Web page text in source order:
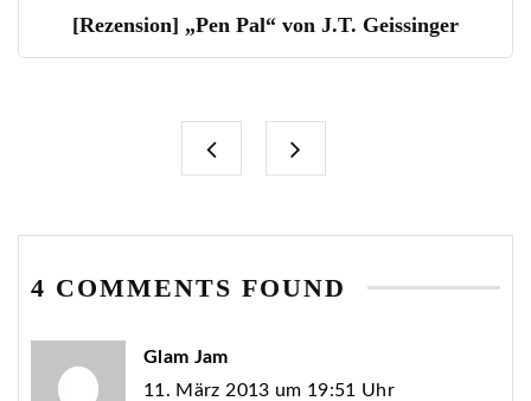
[Rezension] „Pen Pal“ von J.T. Geissinger
4 COMMENTS FOUND
Glam Jam
11. März 2013 um 19:51 Uhr